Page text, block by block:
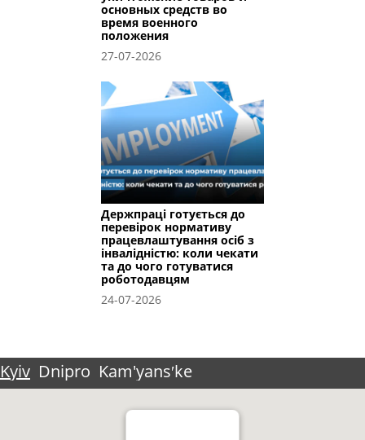
основных средств во
время военного
положения
27-07-2026
Держпраці готується до
перевірок нормативу
працевлаштування осіб з
інвалідністю: коли чекати
та до чого готуватися
роботодавцям
24-07-2026
Kyiv Dnipro Kam'yansʹke